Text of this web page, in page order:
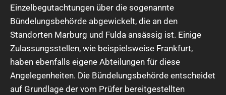
Einzelbegutachtungen über die sogenannte
Bündelungsbehörde abgewickelt, die an den
Standorten Marburg und Fulda ansässig ist. Einige
Zulassungsstellen, wie beispielsweise Frankfurt,
haben ebenfalls eigene Abteilungen für diese
Angelegenheiten. Die Bündelungsbehörde entscheidet
auf Grundlage der vom Prüfer bereitgestellten